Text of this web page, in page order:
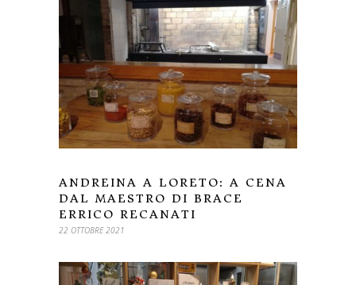
ANDREINA A LORETO: A CENA
DAL MAESTRO DI BRACE
ERRICO RECANATI
22 OTTOBRE 2021